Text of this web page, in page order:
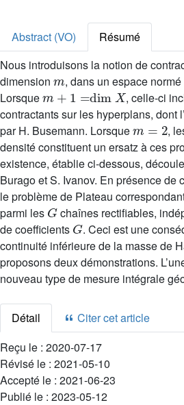
Abstract (VO)
Résumé
Nous introduisons la notion de
dimension
m
, dans un espace normé
Lorsque
m+1=dimX
, celle-ci
contractants sur les hyperplans, dont
par H. Busemann. Lorsque
m=2
,
densité constituent un ersatz à ces
existence, établie ci-dessous,
Burago et S. Ivanov. En présence de
le problème de Plateau
parmi les
G
chaînes rectifiables,
de coefficients
G
. Ceci est une
continuité inférieure de la masse de
proposons deux démonstrations.
nouveau type de mesure intégrale
Détail
Citer cet article
Reçu le : 2020-07-17
Révisé le : 2021-05-10
Accepté le : 2021-06-23
Publié le : 2023-05-12